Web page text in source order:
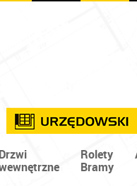
Drzwi
Rolety
Bramy